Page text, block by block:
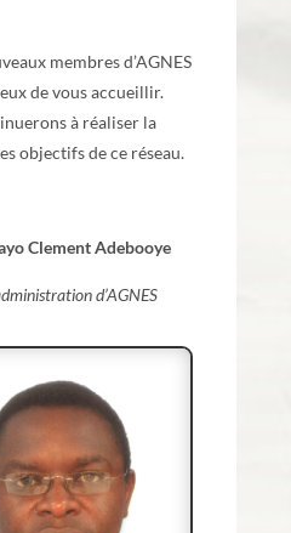
membres d’AGNES
de vous accueillir.
à réaliser la
objectifs de ce réseau.
Clement Adebooye
d’AGNES